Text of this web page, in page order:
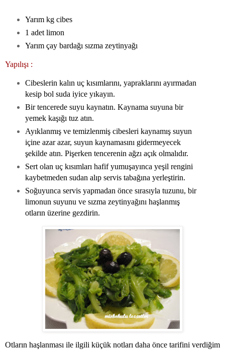
Yarım kg cibes
1 adet limon
Yarım çay bardağı sızma zeytinyağı
Yapılışı :
Cibeslerin kalın uç kısımlarını, yapraklarını ayırmadan
kesip bol suda iyice yıkayın.
Bir tencerede suyu kaynatın. Kaynama suyuna bir
yemek kaşığı tuz atın.
Ayıklanmış ve temizlenmiş cibesleri kaynamış suyun
içine azar azar, suyun kaynamasını gidermeyecek
şekilde atın. Pişerken tencerenin ağzı açık olmalıdır.
Sert olan uç kısımları hafif yumuşayınca yeşil rengini
kaybetmeden sudan alıp servis tabağına yerleştirin.
Soğuyunca servis yapmadan önce sırasıyla tuzunu, bir
limonun suyunu ve sızma zeytinyağını haşlanmış
otların üzerine gezdirin.
Otların haşlanması ile ilgili küçük notları daha önce tarifini verdiğim